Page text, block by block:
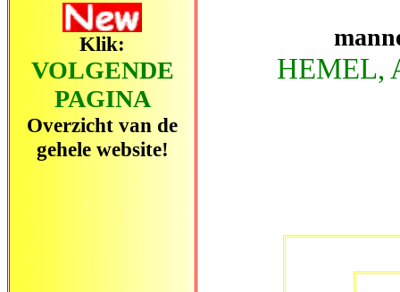
Klik:
VOLGENDE
PAGINA
Overzicht van de
gehele website!
HEMEL,